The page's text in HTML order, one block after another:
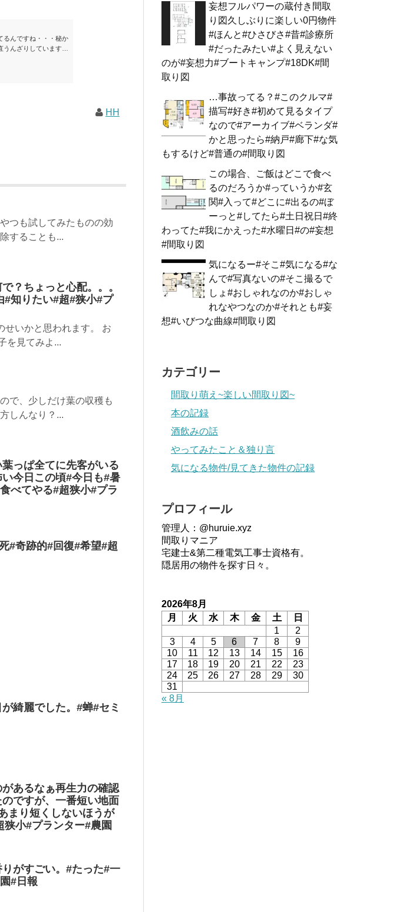
るんですね・・・秘か
うんざりしています
HH
つも試してみたものの効
することも...
？ちょっと心配。。。
#知りたい#超#狭小#プ
せいかと思われます。 お
を見てみよ...
で、少しだけ葉の収穫も
しんなり？...
っぱ全てに先客がいる
今日この頃#今日も#暑
べてやる#超狭小#プラ
#奇跡的#回復#希望#超
綺麗でした。#蝉#セミ
あるなぁ再生力の確認
ですが、一番短い地面
まり短くしないほうが
小#プランター#農園
がすごい。#たった#一
#日報
妄想フルパワーの蔵付き間取
り図久しぶりに楽しい0円物件
#ほんと#ひさびさ#昔#診療所
#だったみたい#よく見えない
のが#妄想力#ブートキャンプ#18DK#間
取り図
…事故ってる？#このクルマ#
描写#好き#初めて見るタイプ
なので#アーカイブ#ベランダ#
かと思ったら#納戸#廊下#な気
もするけど#普通の#間取り図
この場合、ご飯はどこで食べ
るのだろうか#っていうか#玄
関#入って#どこに#出るの#ぼ
ーっと#してたら#土日祝日#終
わってた#我にかえった#水曜日#の#妄想
#間取り図
気になるー#そこ#気になる#な
んで#写真ないの#そこ撮るで
しょ#おしゃれなのか#おしゃ
れなやつなのか#それとも#妄
想#いびつな曲線#間取り図
カテゴリー
間取り萌え~楽しい間取り図~
本の記録
酒飲みの話
やってみたこと＆独り言
気になる物件/見てきた物件の記録
プロフィール
管理人：@huruie.xyz
間取りマニア
宅建士&第二種電気工事士資格有。
隠居用の物件を探す日々。
2026年8月
月
火 水 木 金 土
日
1
2
3
4 5 6 7 8
9
10
11 12 13 14 15
16
17
18 19 20 21 22
23
24
25 26 27 28 29
30
31
« 8月